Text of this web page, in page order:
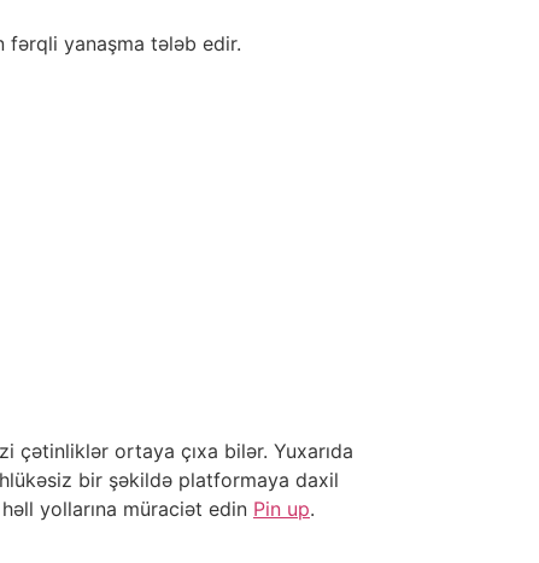
fərqli yanaşma tələb edir.
çətinliklər ortaya çıxa bilər. Yuxarıda
bir şəkildə platformaya daxil
yollarına müraciət edin Pin up.